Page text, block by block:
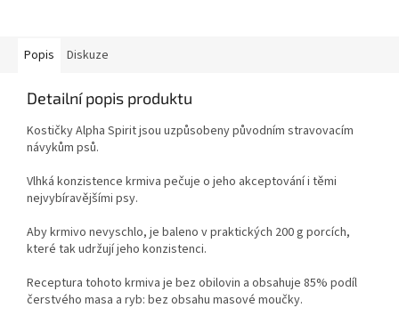
Popis Diskuze
Detailní popis produktu
Kostičky Alpha Spirit jsou uzpůsobeny původním stravovacím
návykům psů.
Vlhká konzistence krmiva pečuje o jeho akceptování i těmi
nejvybíravějšími psy.
Aby krmivo nevyschlo, je baleno v praktických 200 g porcích,
které tak udržují jeho konzistenci.
Receptura tohoto krmiva je bez obilovin a obsahuje 85% podíl
čerstvého masa a ryb: bez obsahu masové moučky.